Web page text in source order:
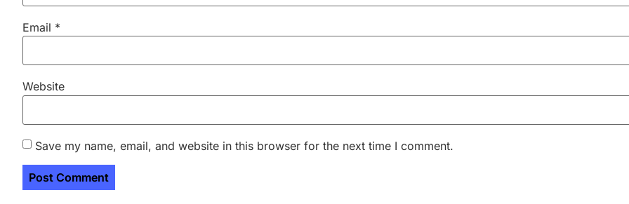
Email *
Website
Save my name, email, and website in this browser for the next time I comment.